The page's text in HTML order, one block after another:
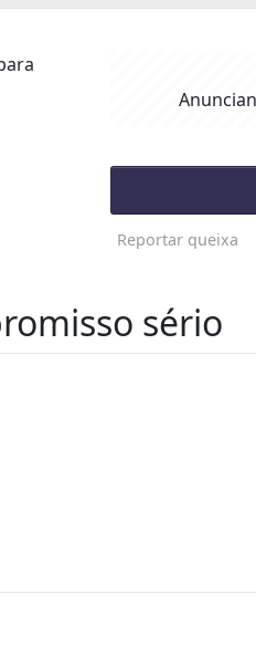
Reportar queixa
sério